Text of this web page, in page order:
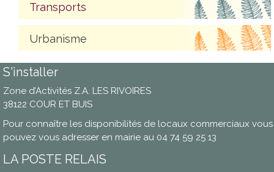
Transports
Urbanisme
S'installer
Zone d’Activités Z.A. LES RIVOIRES
38122 COUR ET BUIS
Pour connaître les disponibilités de locaux commerciaux vous
pouvez vous adresser en mairie au 04 74 59 25 13
LA POSTE RELAIS